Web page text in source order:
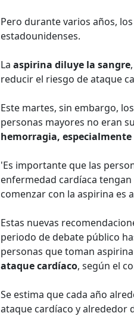
Pero durante varios años,
estadounidenses.
La aspirina diluye la sangre
reducir el riesgo de ataque
Este martes, sin embargo,
personas mayores no eran
hemorragia,
'Es importante que las
enfermedad cardíaca
comenzar con la aspirina es
Estas nuevas
periodo de debate público
personas que toman
ataque cardíaco, según el
Se estima que cada año
ataque cardíaco y alrededor